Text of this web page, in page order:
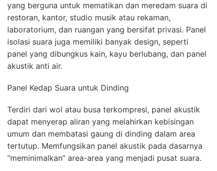
yang berguna untuk mematikan dan meredam suara di
restoran, kantor, studio musik atau rekaman,
laboratorium, dan ruangan yang bersifat privasi. Panel
isolasi suara juga memiliki banyak design, seperti
panel yang dibungkus kain, kayu berlubang, dan panel
akustik anti air.
Panel Kedap Suara untuk Dinding
Terdiri dari wol atau busa terkompresi, panel akustik
dapat menyerap aliran yang melahirkan kebisingan
umum dan membatasi gaung di dinding dalam area
tertutup. Memfungsikan panel akustik pada dasarnya
“meminimalkan” area-area yang menjadi pusat suara.